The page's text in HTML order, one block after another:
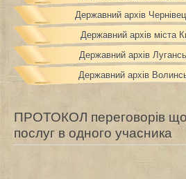
Державний архів
Державний архів міста
Державний архів
Державний архів
ПРОТОКОЛ переговорів
послуг в одного учасника